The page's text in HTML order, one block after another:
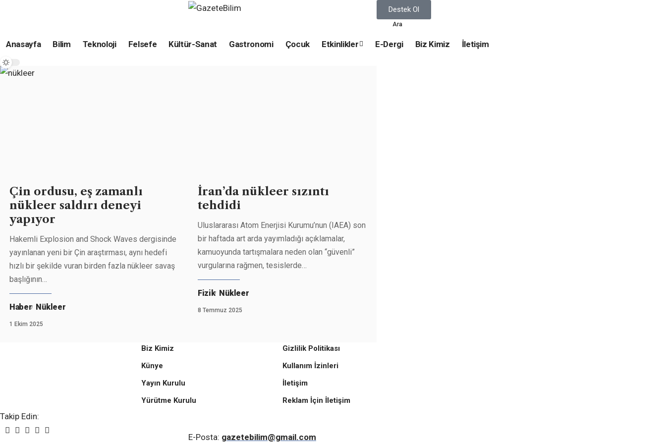
Destek Ol
Ara
Anasayfa Bilim Teknoloji Felsefe Kültür-Sanat Gastronomi Çocuk Etkinlikler E-Dergi Biz Kimiz İletişim
Çin ordusu, eş zamanlı
nükleer saldırı deneyi
yapıyor
Hakemli Explosion and Shock Waves dergisinde
yayınlanan yeni bir Çin araştırması, aynı hedefi
hızlı bir şekilde vuran birden fazla nükleer savaş
başlığının…
Haber Nükleer
1 Ekim 2025
İran’da nükleer sızıntı
tehdidi
Uluslararası Atom Enerjisi Kurumu’nun (IAEA) son
bir haftada art arda yayımladığı açıklamalar,
kamuoyunda tartışmalara neden olan “güvenli”
vurgularına rağmen, tesislerde…
Fizik Nükleer
8 Temmuz 2025
Biz Kimiz
Künye
Yayın Kurulu
Yürütme Kurulu
Gizlilik Politikası
Kullanım İzinleri
İletişim
Reklam İçin İletişim
Takip Edin:
E-Posta: gazetebilim@gmail.com